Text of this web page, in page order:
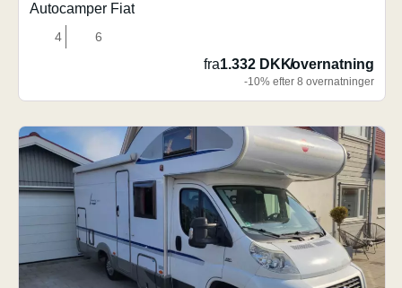
Autocamper Fiat
4 6
fra1.332 DKK/overnatning
-10% efter 8 overnatninger